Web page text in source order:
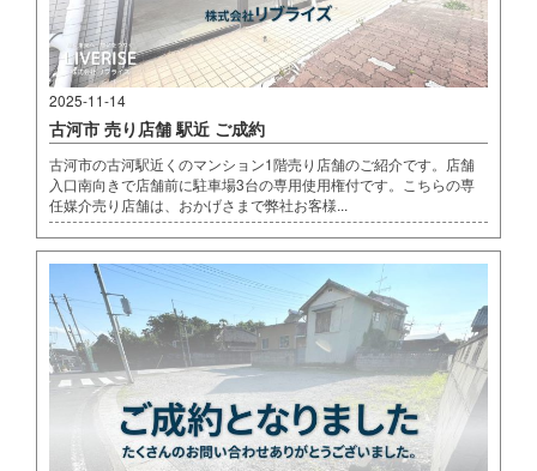
2025-11-14
古河市 売り店舗 駅近 ご成約
古河市の古河駅近くのマンション1階売り店舗のご紹介です。店舗
入口南向きで店舗前に駐車場3台の専用使用権付です。こちらの専
任媒介売り店舗は、おかげさまで弊社お客様...